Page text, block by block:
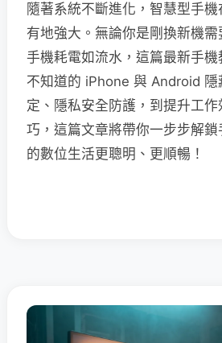
隨著系統不斷進化，智慧型手
有地強大。無論你是剛換新機
手機耗電如流水，這篇最新手
不知道的 iPhone 與 Android 隱
定、隱私安全防護，到提升工
巧，這篇文章將帶你一步步解
的數位生活更聰明、更順暢！